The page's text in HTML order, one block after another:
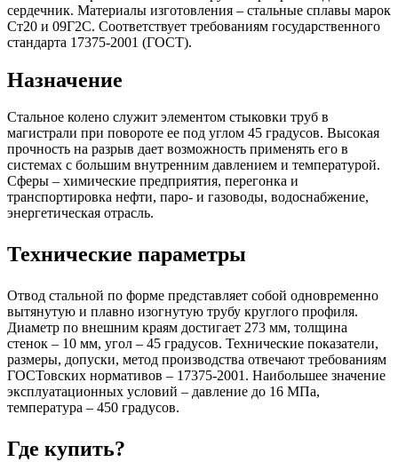
сердечник. Материалы изготовления – стальные сплавы марок
Ст20 и 09Г2С. Соответствует требованиям государственного
стандарта 17375-2001 (ГОСТ).
Назначение
Стальное колено служит элементом стыковки труб в
магистрали при повороте ее под углом 45 градусов. Высокая
прочность на разрыв дает возможность применять его в
системах с большим внутренним давлением и температурой.
Сферы – химические предприятия, перегонка и
транспортировка нефти, паро- и газоводы, водоснабжение,
энергетическая отрасль.
Технические параметры
Отвод стальной по форме представляет собой одновременно
вытянутую и плавно изогнутую трубу круглого профиля.
Диаметр по внешним краям достигает 273 мм, толщина
стенок – 10 мм, угол – 45 градусов. Технические показатели,
размеры, допуски, метод производства отвечают требованиям
ГОСТовских нормативов – 17375-2001. Наибольшее значение
эксплуатационных условий – давление до 16 МПа,
температура – 450 градусов.
Где купить?